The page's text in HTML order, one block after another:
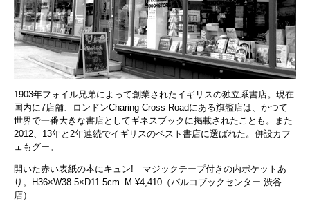
1903年フォイル兄弟によって創業されたイギリスの独立系書店。現在
国内に7店舗、ロンドンCharing Cross Roadにある旗艦店は、かつて
世界で一番大きな書店としてギネスブックに掲載されたことも。また
2012、13年と2年連続でイギリスのベスト書店に選ばれた。併設カフ
ェもグー。
開いた赤い表紙の本にキュン! マジックテープ付きの内ポケットあ
り。H36×W38.5×D11.5cm_M ¥4,410（パルコブックセンター 渋谷
店）